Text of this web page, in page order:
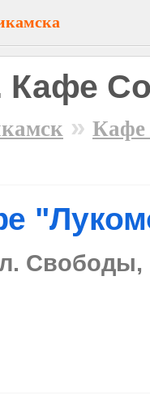
Кафе
» Кафе
Свободы,